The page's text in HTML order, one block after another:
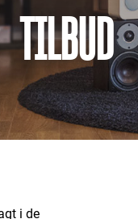
TILBUD
i de